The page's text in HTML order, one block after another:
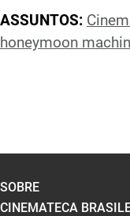
ASSUNTOS:
honeymoon
SOBRE
CINEMATECA